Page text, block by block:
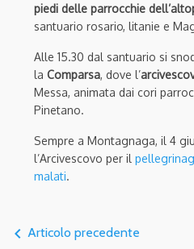
piedi delle parrocchie
santuario rosario, litanie e
Alle 15.30 dal santuario si
la Comparsa, dove l’
Messa, animata dai cori
Pinetano.
Sempre a Montagnaga, il 4
l’Arcivescovo per il
malati.
navigate_before Articolo precedente